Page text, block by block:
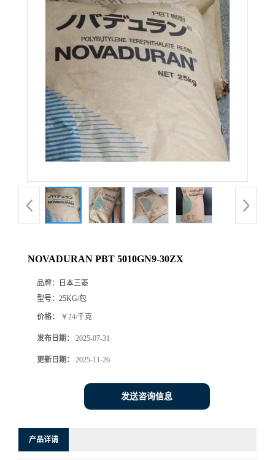
NOVADURAN PBT 5010GN9-30ZX
品牌：
日本三菱
型号： 25KG/包
价格： ￥24/千克
发布日期： 2025-07-31
更新日期： 2025-11-26
发送咨询信息
产品详请